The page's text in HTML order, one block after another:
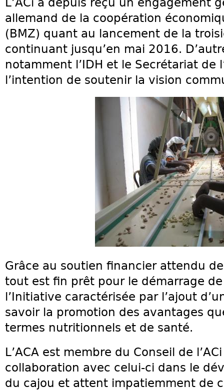
allemand de la coopération
(BMZ) quant au lancement de la
continuant jusqu’en mai 2016.
notamment l’IDH et le Secrétariat de
l’intention de soutenir la vision
Grâce au soutien financier attendu
tout est fin prêt pour le démarrage
l’Initiative caractérisée par l’ajout
savoir la promotion des avantages
termes nutritionnels et de santé.
L’ACA est membre du Conseil de
collaboration avec celui-ci dans le
du cajou et attent impatiemment de